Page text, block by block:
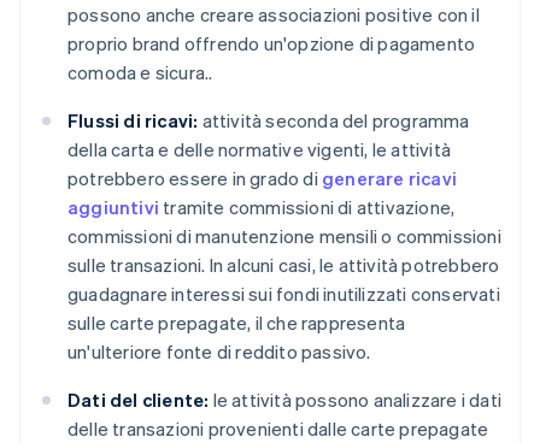
possono anche creare associazioni positive con il
proprio brand offrendo un'opzione di pagamento
comoda e sicura..
Flussi di ricavi: attività seconda del programma
della carta e delle normative vigenti, le attività
potrebbero essere in grado di generare ricavi
aggiuntivi tramite commissioni di attivazione,
commissioni di manutenzione mensili o commissioni
sulle transazioni. In alcuni casi, le attività potrebbero
guadagnare interessi sui fondi inutilizzati conservati
sulle carte prepagate, il che rappresenta
un'ulteriore fonte di reddito passivo.
Dati del cliente: le attività possono analizzare i dati
delle transazioni provenienti dalle carte prepagate